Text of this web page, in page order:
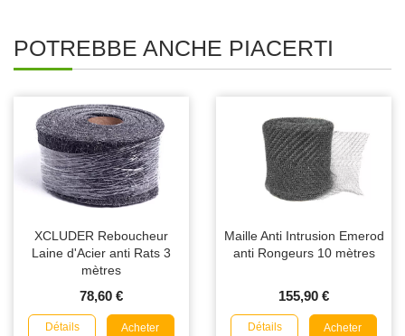
POTREBBE ANCHE PIACERTI
XCLUDER Reboucheur
Laine d'Acier anti Rats 3
mètres
78,60 €
Détails Acheter
Maille Anti Intrusion Emerod
anti Rongeurs 10 mètres
155,90 €
Détails Acheter